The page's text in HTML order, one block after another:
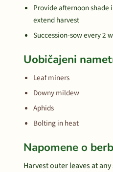
Provide afternoon
extend harvest
Succession-sow every 2
Uobičajeni
Leaf miners
Downy mildew
Aphids
Bolting in heat
Napomene o
Harvest outer leaves at